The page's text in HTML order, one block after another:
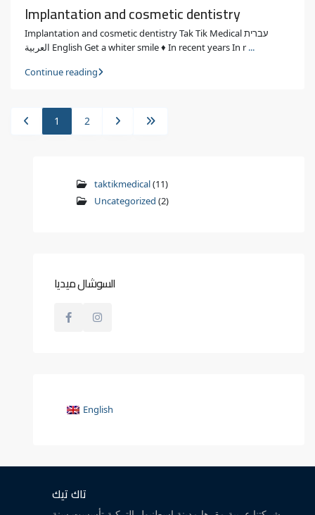
Implantation and cosmetic dentistry
Implantation and cosmetic dentistry Tak Tik Medical עברית
العربية English Get a whiter smile ♦ In recent years In r ...
Continue reading
1 2
taktikmedical(11)
Uncategorized (2)
السوشال ميديا
English
تاك تيك